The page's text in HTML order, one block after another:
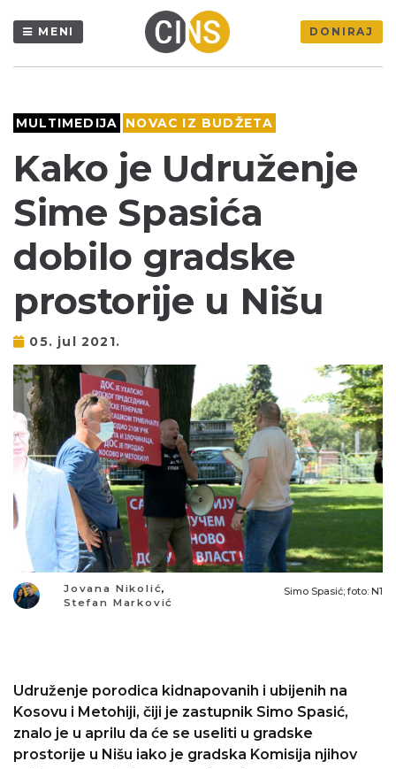
MENI DONIRAJ
MULTIMEDIJA NOVAC IZ BUDŽETA
Kako je Udruženje
Sime Spasića
dobilo gradske
prostorije u Nišu
05. jul 2021.
Jovana Nikolić,
Stefan Marković
Simo Spasić; foto: N1
Udruženje porodica kidnapovanih i ubijenih na
Kosovu i Metohiji, čiji je zastupnik Simo Spasić,
znalo je u aprilu da će se useliti u gradske
prostorije u Nišu iako je gradska Komisija njihov